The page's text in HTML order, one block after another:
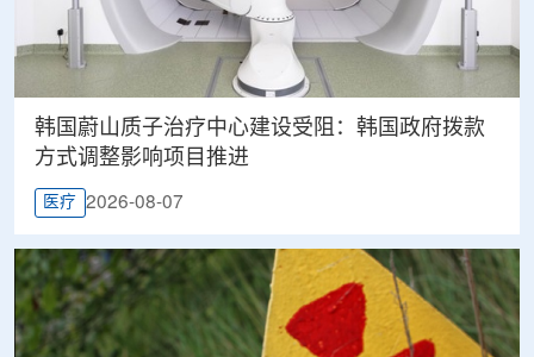
韩国蔚山质子治疗中心建设受阻：韩国政府拨款
方式调整影响项目推进
医疗 2026-08-07